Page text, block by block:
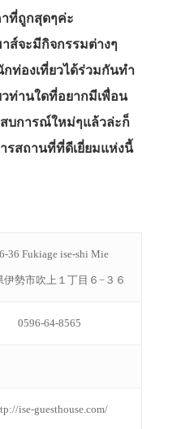
าที่ถูกสุดๆค่ะ
ส์จะมีกิจกรรมต่างๆ
กท่องเที่ยวได้ร่วมกันทำ
ท่านใดที่อยากมีเพื่อน
บการณ์ใหม่ๆแล้วล่ะก็
รสถานที่ที่ดีเยี่ยมแห่งนี้
36 Fukiage ise-shi Mie
伊勢市吹上１丁目６−３６
0596-64-8565
ise-guesthouse.com/